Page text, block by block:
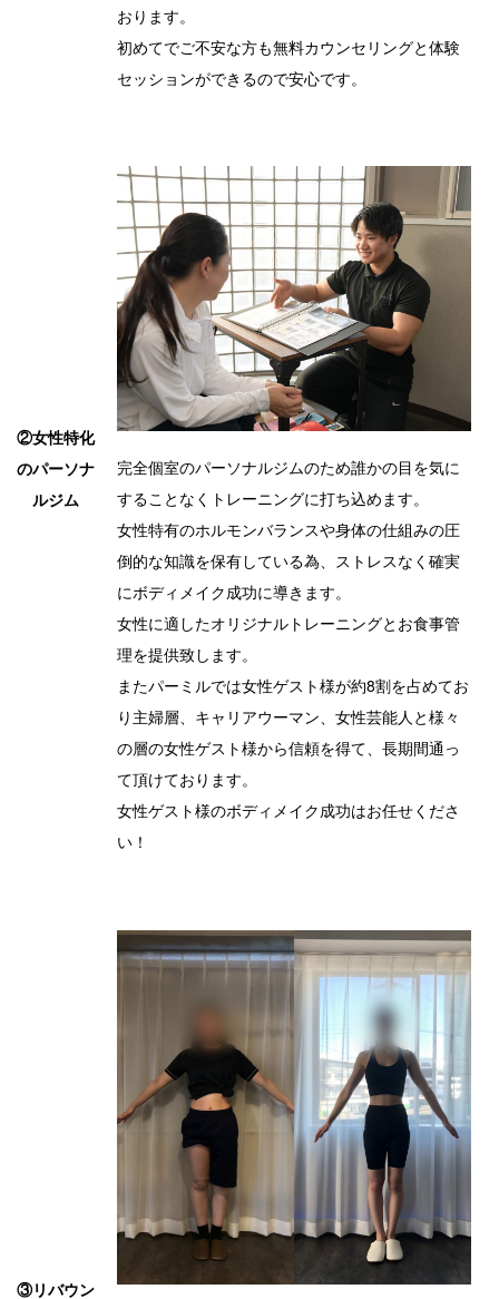
おります。
初めてでご不安な方も無料カウンセリングと体験
セッションができるので安心です。
②女性特化
のパーソナ
ルジム
完全個室のパーソナルジムのため誰かの目を気に
することなくトレーニングに打ち込めます。
女性特有のホルモンバランスや身体の仕組みの圧
倒的な知識を保有している為、ストレスなく確実
にボディメイク成功に導きます。
女性に適したオリジナルトレーニングとお食事管
理を提供致します。
またパーミルでは女性ゲスト様が約8割を占めてお
り主婦層、キャリアウーマン、女性芸能人と様々
の層の女性ゲスト様から信頼を得て、長期間通っ
て頂けております。
女性ゲスト様のボディメイク成功はお任せくださ
い！
③リバウン